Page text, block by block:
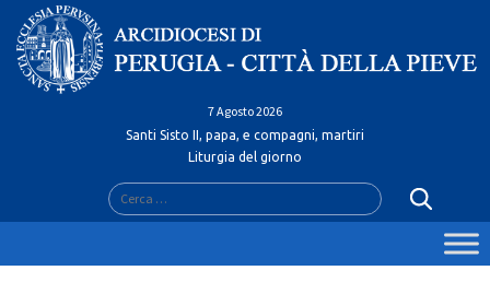
Skip
content
7 Agosto 2026
Santi Sisto II, papa, e compagni, martiri
Liturgia del giorno
Ricerca
per: